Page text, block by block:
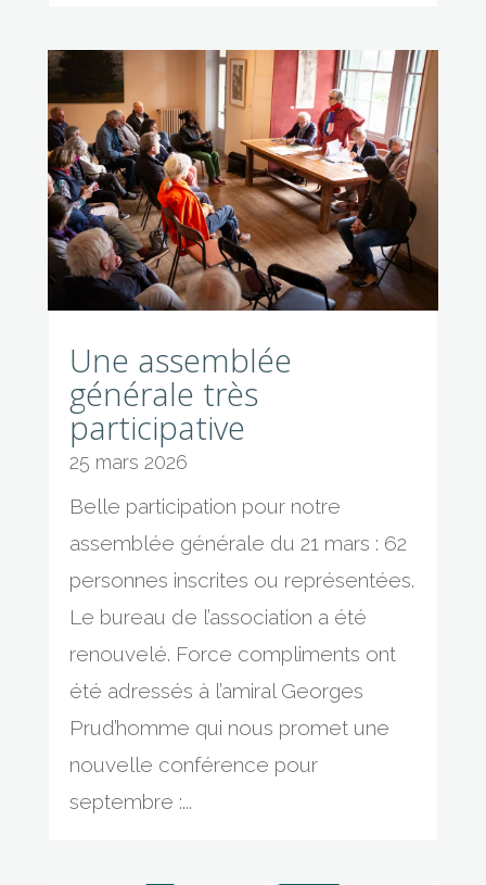
Une assemblée
générale très
participative
25 mars 2026
Belle participation pour notre
assemblée générale du 21 mars : 62
personnes inscrites ou représentées.
Le bureau de l’association a été
renouvelé. Force compliments ont
été adressés à l’amiral Georges
Prud’homme qui nous promet une
nouvelle conférence pour
septembre :...